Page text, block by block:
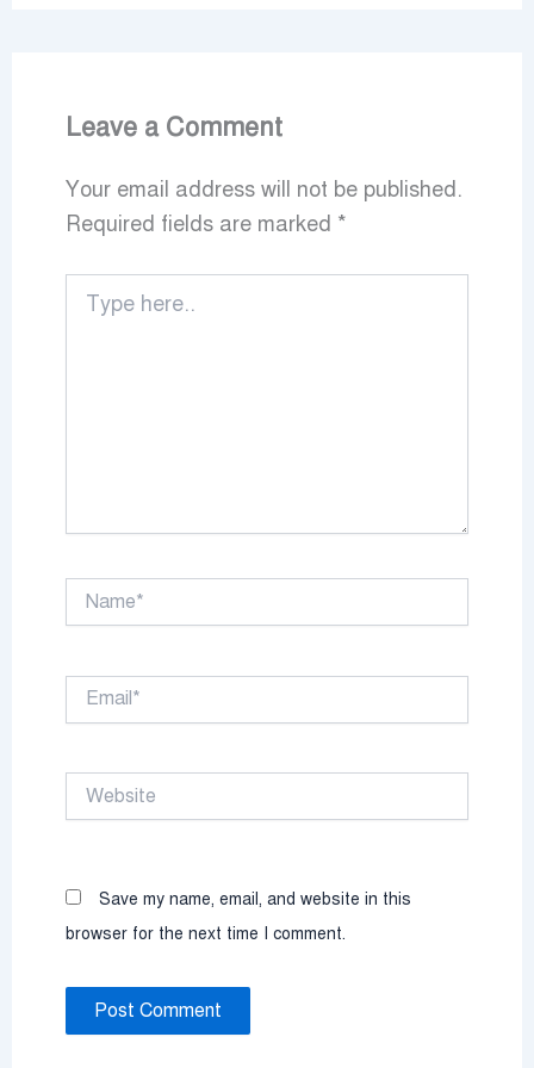
Leave a Comment
Your email address will not be published.
Required fields are marked *
here..
Name*
Email*
Website
Save my name, email, and website in this
browser for the next time I comment.